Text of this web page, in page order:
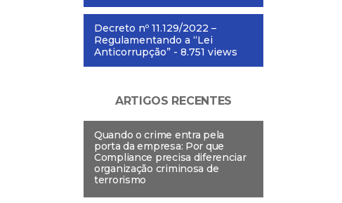
Decreto nº 11.129/2022 –
Regulamentando a “Lei
Anticorrupção” - 8.751 views
ARTIGOS RECENTES
Quando o crime entra pela
porta da empresa: Por que
Compliance precisa diferenciar
organização criminosa de
terrorismo